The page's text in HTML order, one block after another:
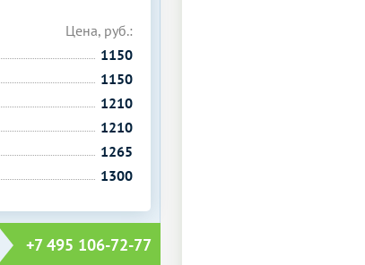
Цена, руб.:
1150
1150
1210
1210
1265
1300
+7 495 106-72-77